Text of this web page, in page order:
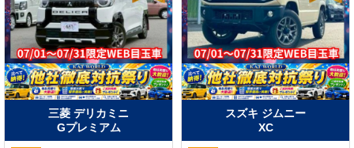
三菱 デリカミニ
Gプレミアム
スズキ ジムニー
XC